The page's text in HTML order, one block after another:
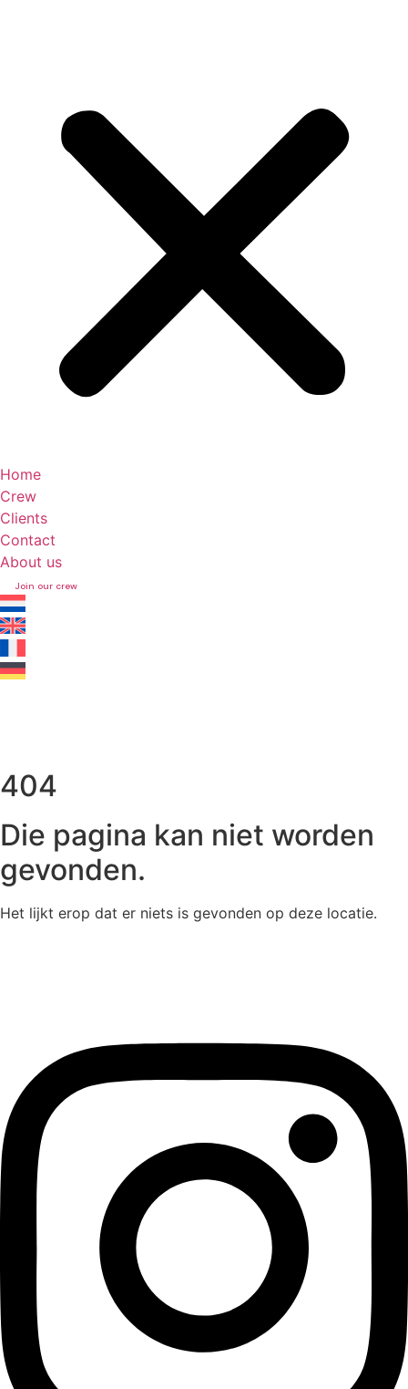
Home
Crew
Clients
Contact
About us
Join our crew
404
Die pagina kan niet worden
gevonden.
Het lijkt erop dat er niets is gevonden op deze locatie.